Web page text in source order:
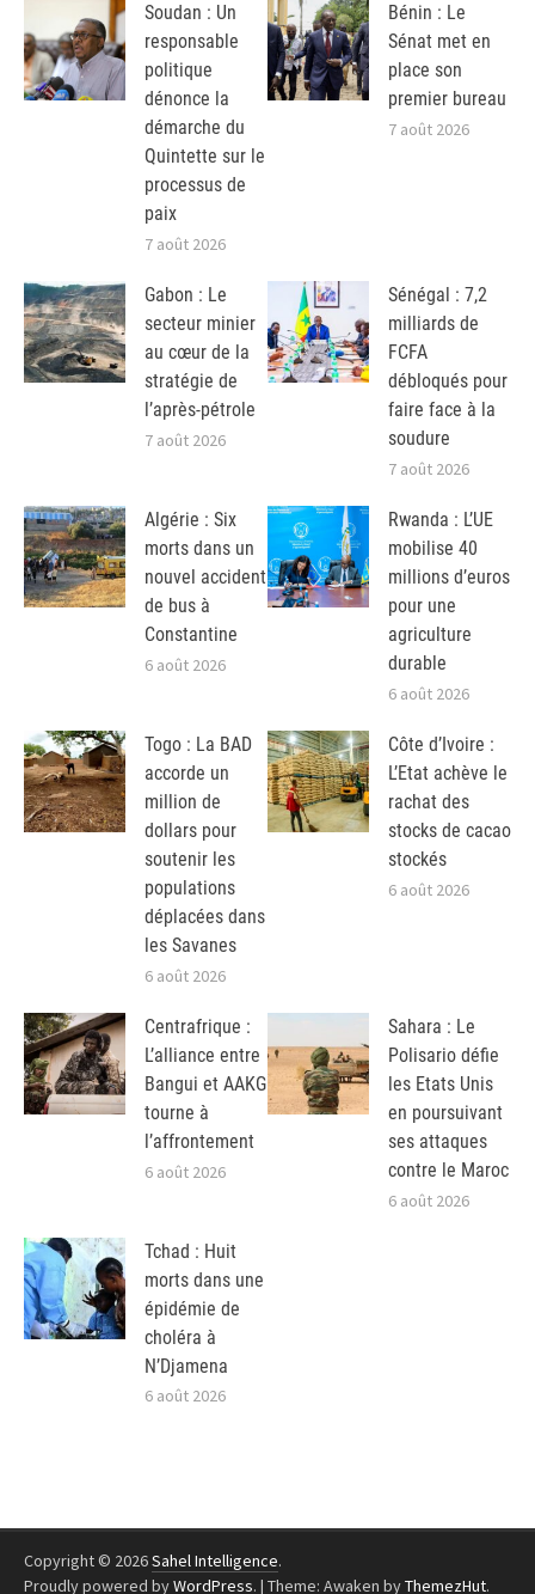
Soudan : Un
responsable
politique
dénonce la
démarche du
Quintette sur le
processus de
paix
7 août 2026
Bénin : Le
Sénat met en
place son
premier bureau
7 août 2026
Gabon : Le
secteur minier
au cœur de la
stratégie de
l’après-pétrole
7 août 2026
Sénégal : 7,2
milliards de
FCFA
débloqués pour
faire face à la
soudure
7 août 2026
Algérie : Six
morts dans un
nouvel accident
de bus à
Constantine
6 août 2026
Rwanda : L’UE
mobilise 40
millions d’euros
pour une
agriculture
durable
6 août 2026
Togo : La BAD
accorde un
million de
dollars pour
soutenir les
populations
déplacées dans
les Savanes
6 août 2026
Côte d’Ivoire :
L’Etat achève le
rachat des
stocks de cacao
stockés
6 août 2026
Centrafrique :
L’alliance entre
Bangui et AAKG
tourne à
l’affrontement
6 août 2026
Sahara : Le
Polisario défie
les Etats Unis
en poursuivant
ses attaques
contre le Maroc
6 août 2026
Tchad : Huit
morts dans une
épidémie de
choléra à
N’Djamena
6 août 2026
Copyright © 2026Sahel Intelligence.
Proudly powered byWordPress. | Theme: Awaken byThemezHut.